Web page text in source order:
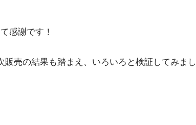
感謝です！
売の結果も踏まえ、いろいろと検証してみまし